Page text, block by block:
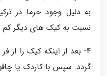
به دلیل وجود خرما در
نسبت به کیک های دیگر کم
4- بعد از اینکه کیک را از
گردد. سپس با کاردک یا